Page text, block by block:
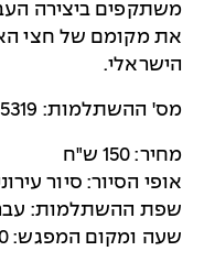
משתקפים ביצירה
את מקומם של חצי האי
הישראלי.
מס' ההשתלמות: 5319
מחיר: 150 ש"ח
אופי הסיור: סיור
שפת ההשתלמות:
שעה ומקום המפגש: 09:00 גן הבנים בתל אביב